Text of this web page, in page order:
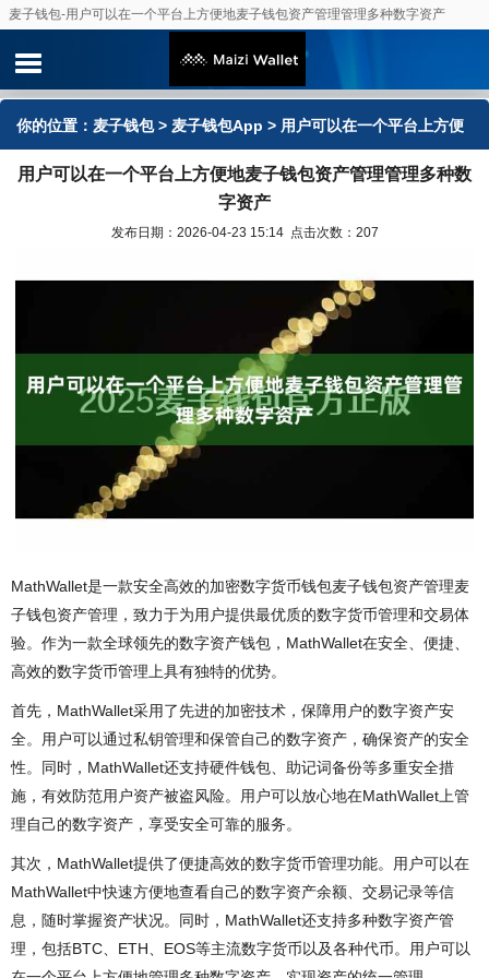
麦子钱包-用户可以在一个平台上方便地麦子钱包资产管理管理多种数字资产
你的位置： 麦子钱包> 麦子钱包App > 用户可以在一个平台上方便
地麦子钱包资产管理管理多种数字资产
用户可以在一个平台上方便地麦子钱包资产管理管理多种数
字资产
发布日期：2026-04-23 15:14 点击次数：207
MathWallet是一款安全高效的加密数字货币钱包麦子钱包资产管理麦
子钱包资产管理，致力于为用户提供最优质的数字货币管理和交易体
验。作为一款全球领先的数字资产钱包，MathWallet在安全、便捷、
高效的数字货币管理上具有独特的优势。
首先，MathWallet采用了先进的加密技术，保障用户的数字资产安
全。用户可以通过私钥管理和保管自己的数字资产，确保资产的安全
性。同时，MathWallet还支持硬件钱包、助记词备份等多重安全措
施，有效防范用户资产被盗风险。用户可以放心地在MathWallet上管
理自己的数字资产，享受安全可靠的服务。
其次，MathWallet提供了便捷高效的数字货币管理功能。用户可以在
MathWallet中快速方便地查看自己的数字资产余额、交易记录等信
息，随时掌握资产状况。同时，MathWallet还支持多种数字资产管
理，包括BTC、ETH、EOS等主流数字货币以及各种代币。用户可以